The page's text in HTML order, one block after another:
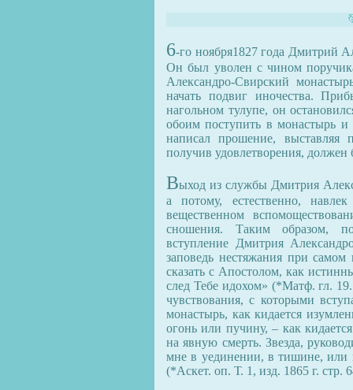
6-го ноября1827 года Дмитрий
Он был уволен с чином
Александро-Свирский
начать подвиг иночества.
нагольном тулупе, он
обоим поступить в монастырь и
написал прошение, выставляя
получив удовлетворения,
Выход из службы Дмитрия
а потому, естественно,
вещественном
сношения. Таким образом,
вступление Дмитрия
заповедь нестяжания при
сказать с Апостолом, как
след Тебе идохом» (*Матф. гл.
чувствования, с которыми
монастырь, как кидается
огонь или пучину, – как
на явную смерть. Звезда,
мне в уединении, в тишине, или
(*Аскет. оп. Т. 1, изд. 1865 г. стр.